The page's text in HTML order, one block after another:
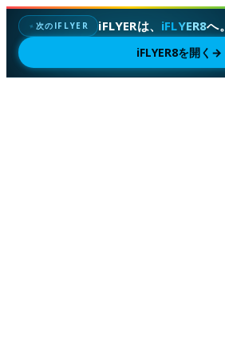
✦次のIFLYER iFLYERは、 iFLYER8へ。
iFLYER8を開く →